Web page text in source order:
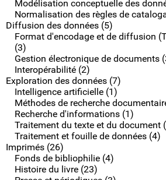
Modélisation conceptuelle des
Normalisation des règles de
Diffusion des données (5)
Format d'encodage et de diffusion
(3)
Gestion électronique de documents
Interopérabilité (2)
Exploration des données (7)
Intelligence artificielle (1)
Méthodes de recherche
Recherche d'informations (1)
Traitement du texte et du document
Traitement et fouille de données (4)
Imprimés (26)
Fonds de bibliophilie (4)
Histoire du livre (23)